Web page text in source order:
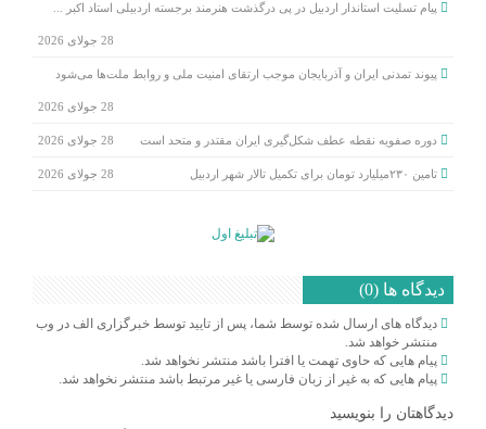
پیام تسلیت استاندار اردبیل در پی درگذشت هنرمند برجسته اردبیلی استاد اکبر ...
28 جولای 2026
پیوند تمدنی ایران و آذربایجان موجب ارتقای امنیت ملی و روابط ملت‌ها می‌شود
28 جولای 2026
دوره صفویه نقطه عطف شکل‌گیری ایران مقتدر و متحد است 28 جولای 2026
تامین ۲۳۰میلیارد تومان برای تکمیل تالار شهر اردبیل 28 جولای 2026
دیدگاه ها (0)
دیدگاه های ارسال شده توسط شما، پس از تایید توسط خبرگزاری الف در وب
منتشر خواهد شد.
پیام هایی که حاوی تهمت یا افترا باشد منتشر نخواهد شد.
پیام هایی که به غیر از زبان فارسی یا غیر مرتبط باشد منتشر نخواهد شد.
دیدگاهتان را بنویسید